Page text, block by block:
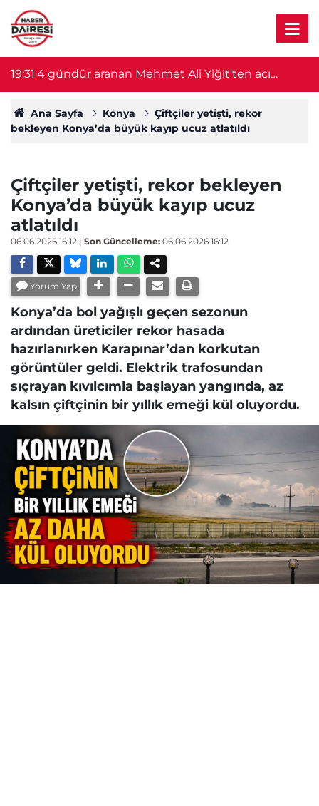
19:31 4 gündür aranan Mehmet Ali Yiğit'ten acı
haber! Cesedi serada bulundu
Ana Sayfa Konya
Çiftçiler yetişti, rekor
bekleyen Konya’da büyük kayıp ucuz atlatıldı
Çiftçiler yetişti, rekor bekleyen
Konya’da büyük kayıp ucuz
atlatıldı
06.06.2026 16:12 | Son Güncelleme: 06.06.2026 16:12
Yorum Yap
Konya’da bol yağışlı geçen sezonun
ardından üreticiler rekor hasada
hazırlanırken Karapınar’dan korkutan
görüntüler geldi. Elektrik trafosundan
sıçrayan kıvılcımla başlayan yangında, az
kalsın çiftçinin bir yıllık emeği kül oluyordu.